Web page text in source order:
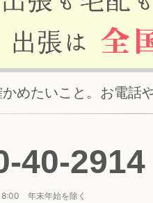
めたいこと。お電話
-40-2914
年末年始を除く